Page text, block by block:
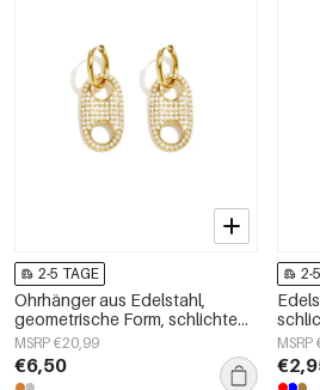
2-5 TAGE
Ohrhänger aus Edelstahl,
geometrische Form, schlichte
Alltags-Serie, Damenschmuck
MSRP €20,99
€6,50
2-
MSRP